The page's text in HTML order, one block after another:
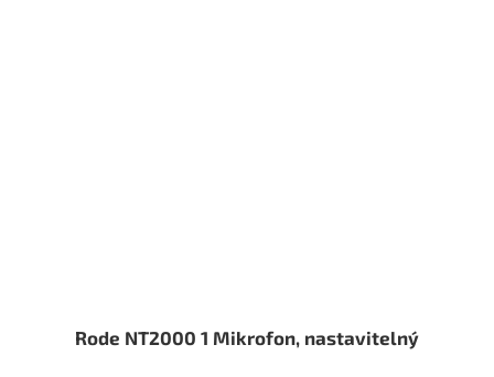
Rode NT2000 1 Mikrofon, nastavitelný